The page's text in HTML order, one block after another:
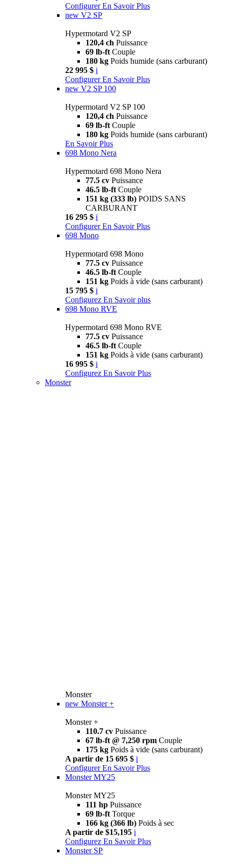
Configurer En Savoir Plus
new V2 SP
Hypermotard V2 SP
120,4 ch Puissance
69 lb-ft Couple
180 kg Poids humide (sans carburant)
22 995 $ i
Configurer En Savoir Plus
new V2 SP 100
Hypermotard V2 SP 100
120,4 ch Puissance
69 lb-ft Couple
180 kg Poids humide (sans carburant)
En Savoir Plus
698 Mono Nera
Hypermotard 698 Mono Nera
77.5 cv Puissance
46.5 lb-ft Couple
151 kg (333 lb) POIDS SANS
CARBURANT
16 295 $ i
Configurer En Savoir Plus
698 Mono
Hypermotard 698 Mono
77.5 cv Puissance
46.5 lb-ft Couple
151 kg Poids à vide (sans carburant)
15 795 $ i
Configurez En Savoir plus
698 Mono RVE
Hypermotard 698 Mono RVE
77.5 cv Puissance
46.5 lb-ft Couple
151 kg Poids à vide (sans carburant)
16 995 $ i
Configurez En Savoir Plus
Monster
Monster
new Monster +
Monster +
110.7 cv Puissance
67 lb-ft @ 7,250 rpm Couple
175 kg Poids à vide (sans carburant)
A partir de 15 695 $ i
Configurer En Savoir Plus
Monster MY25
Monster MY25
111 hp Puissance
69 lb-ft Torque
166 kg (366 lb) Poids à sec
A partir de $15,195 i
Configurez En Savoir Plus
Monster SP